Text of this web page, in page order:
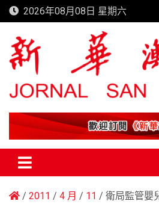
Skip
to
content
2026年08月08日 星期六
新華澳報
2011 4 月 11 衛局監管嬰